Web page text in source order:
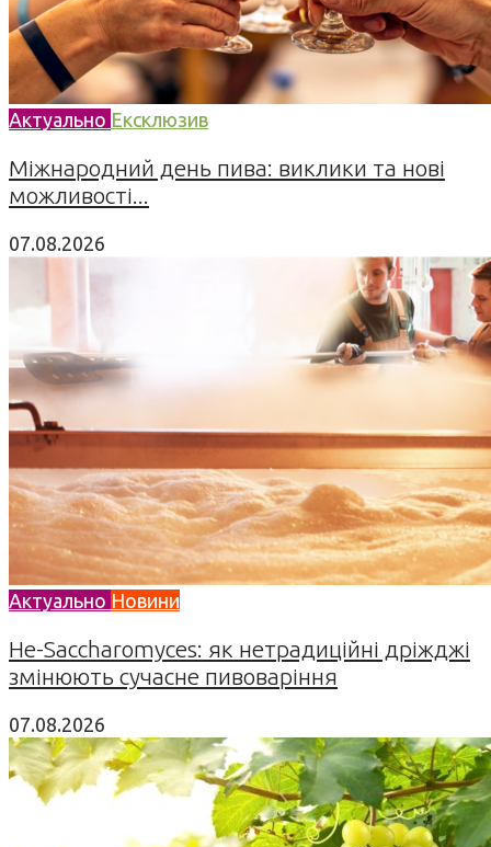
Актуально Ексклюзив
Міжнародний день пива: виклики та нові
можливості...
07.08.2026
Актуально Новини
Не-Saccharomyces: як нетрадиційні дріжджі
змінюють сучасне пивоваріння
07.08.2026